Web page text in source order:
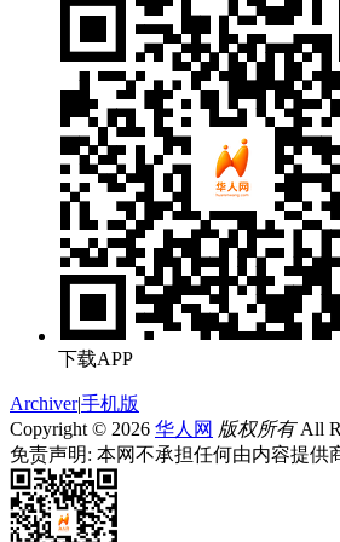
下载APP
Archiver|手机版
Copyright © 2026 华人网 版权所有All
免责声明: 本网不承担任何由内容提供